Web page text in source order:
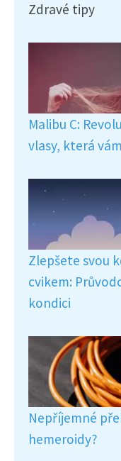
Zdravé tipy
Malibu C:
vlasy, která
Zlepšete svou
cvikem:
kondici
Nepříjemné
hemeroidy?